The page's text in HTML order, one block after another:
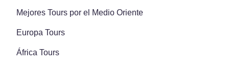
Mejores Tours por el Medio Oriente
Europa Tours
África Tours